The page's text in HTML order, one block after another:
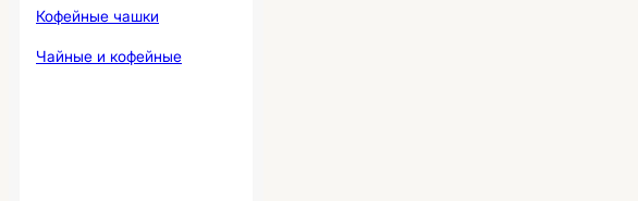
Кофейные чашки
Чайные и кофейные